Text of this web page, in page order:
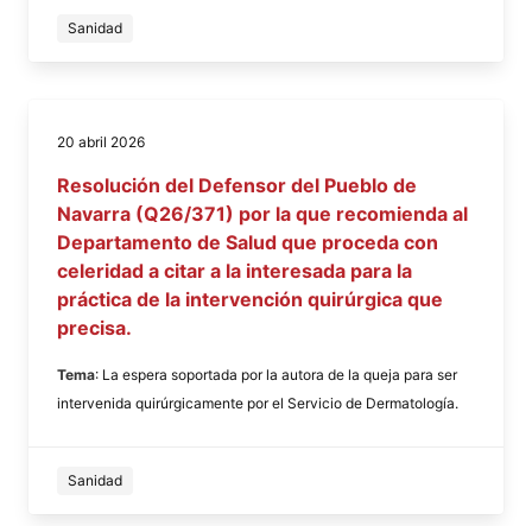
Sanidad
20 abril 2026
Resolución del Defensor del Pueblo de
Navarra (Q26/371) por la que recomienda al
Departamento de Salud que proceda con
celeridad a citar a la interesada para la
práctica de la intervención quirúrgica que
precisa.
Tema: La espera soportada por la autora de la queja para ser
intervenida quirúrgicamente por el Servicio de Dermatología.
Sanidad